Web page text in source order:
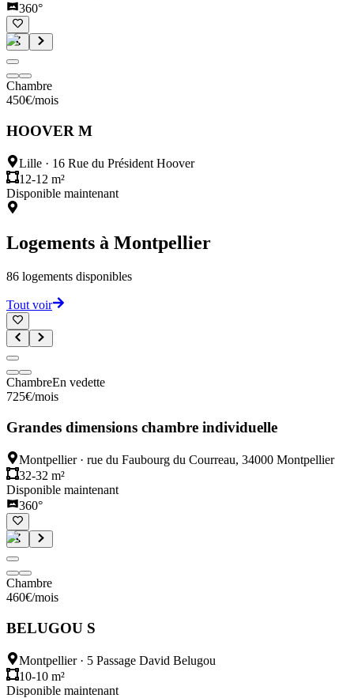
360°
Chambre
450€/mois
HOOVER M
Lille · 16 Rue du Président Hoover
12-12 m²
Disponible maintenant
Logements à Montpellier
86 logements disponibles
Tout voir
ChambreEn vedette
725€/mois
Grandes dimensions chambre individuelle
Montpellier· rue du Faubourg du Courreau, 34000 Montpellier
32-32 m²
Disponible maintenant
360°
Chambre
460€/mois
BELUGOU S
Montpellier· 5 Passage David Belugou
10-10 m²
Disponible maintenant